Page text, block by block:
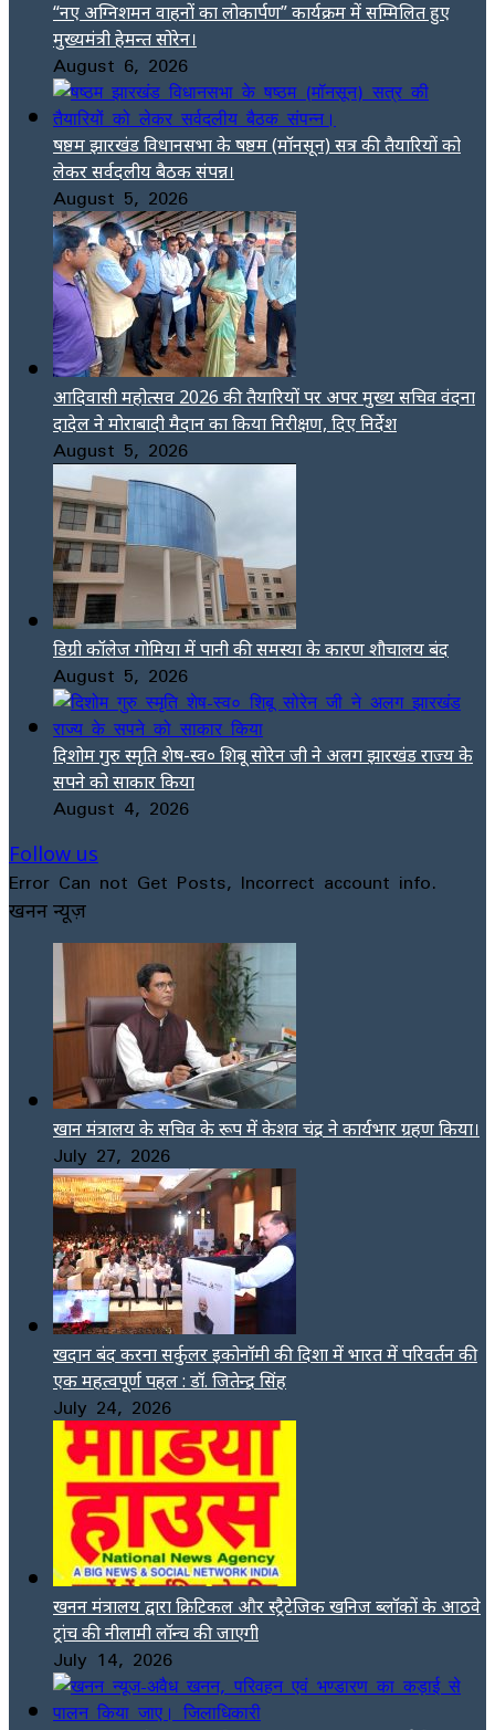
“नए अग्निशमन वाहनों का लोकार्पण” कार्यक्रम में सम्मिलित हुए
मुख्यमंत्री हेमन्त सोरेन।
August 6, 2026
षष्ठम झारखंड विधानसभा के षष्ठम (मॉनसून) सत्र की तैयारियों को
लेकर सर्वदलीय बैठक संपन्न।
August 5, 2026
आदिवासी महोत्सव 2026 की तैयारियों पर अपर मुख्य सचिव वंदना
दादेल ने मोराबादी मैदान का किया निरीक्षण, दिए निर्देश
August 5, 2026
डिग्री कॉलेज गोमिया में पानी की समस्या के कारण शौचालय बंद
August 5, 2026
दिशोम गुरु स्मृति शेष-स्व० शिबू सोरेन जी ने अलग झारखंड राज्य के
सपने को साकार किया
August 4, 2026
Follow us
Error Can not Get Posts, Incorrect account info.
खनन न्यूज़
खान मंत्रालय के सचिव के रूप में केशव चंद्र ने कार्यभार ग्रहण किया।
July 27, 2026
खदान बंद करना सर्कुलर इकोनॉमी की दिशा में भारत में परिवर्तन की
एक महत्वपूर्ण पहल : डॉ. जितेन्द्र सिंह
July 24, 2026
खनन मंत्रालय द्वारा क्रिटिकल और स्ट्रैटेजिक खनिज ब्लॉकों के आठवे
ट्रांच की नीलामी लॉन्च की जाएगी
July 14, 2026